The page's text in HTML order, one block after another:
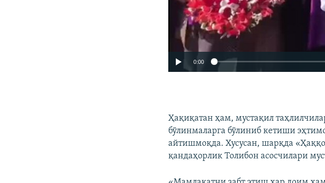
0:00
Ҳақиқатан ҳам, мустақил
бўлинмаларга бўлиниб кетиши
айтишмоқда. Хусусан, шарқда
қандаҳорлик Толибон асосчилари